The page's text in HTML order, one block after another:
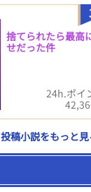
捨てられたら最高
せだった件
24h.ポイ
投稿小説をもっと見